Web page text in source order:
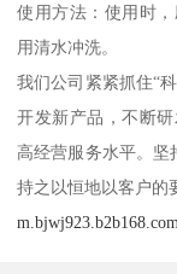
使用方法：使用时
用清水冲洗。
我们公司紧紧抓住“
开发新产品，不断
高经营服务水平。坚
持之以恒地以客户的
m.bjwj923.b2b168.com